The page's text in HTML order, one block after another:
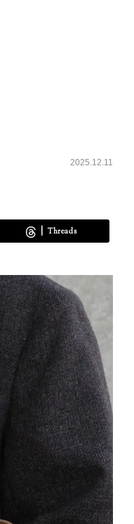
2025.12.11
Threads